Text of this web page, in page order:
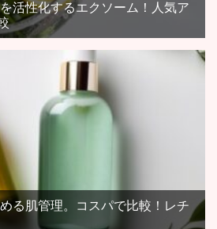
活性化するエクソーム！人気ア
る肌管理。コスパで比較！レチ